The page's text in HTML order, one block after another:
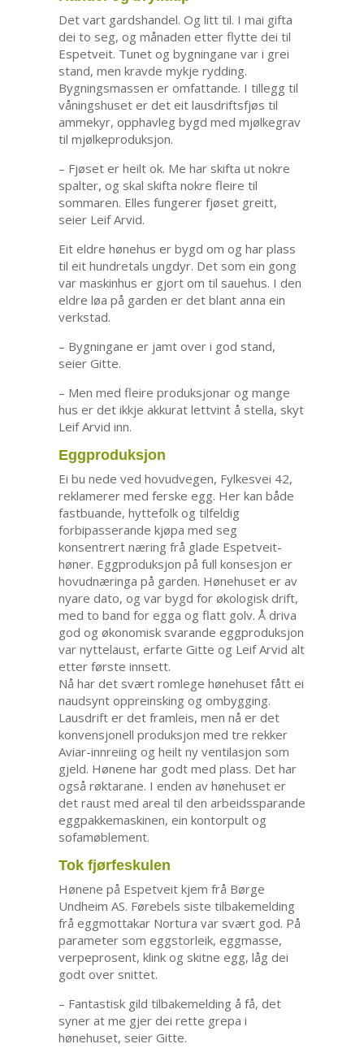
Det vart gardshandel. Og litt til. I mai gifta
dei to seg, og månaden etter flytte dei til
Espetveit. Tunet og bygningane var i grei
stand, men kravde mykje rydding.
Bygningsmassen er omfattande. I tillegg til
våningshuset er det eit lausdriftsfjøs til
ammekyr, opphavleg bygd med mjølkegrav
til mjølkeproduksjon.
– Fjøset er heilt ok. Me har skifta ut nokre
spalter, og skal skifta nokre fleire til
sommaren. Elles fungerer fjøset greitt,
seier Leif Arvid.
Eit eldre hønehus er bygd om og har plass
til eit hundretals ungdyr. Det som ein gong
var maskinhus er gjort om til sauehus. I den
eldre løa på garden er det blant anna ein
verkstad.
– Bygningane er jamt over i god stand,
seier Gitte.
– Men med fleire produksjonar og mange
hus er det ikkje akkurat lettvint å stella, skyt
Leif Arvid inn.
Eggproduksjon
Ei bu nede ved hovudvegen, Fylkesvei 42,
reklamerer med ferske egg. Her kan både
fastbuande, hyttefolk og tilfeldig
forbipasserande kjøpa med seg
konsentrert næring frå glade Espetveit-
høner. Eggproduksjon på full konsesjon er
hovudnæringa på garden. Hønehuset er av
nyare dato, og var bygd for økologisk drift,
med to band for egga og flatt golv. Å driva
god og økonomisk svarande eggproduksjon
var nyttelaust, erfarte Gitte og Leif Arvid alt
etter første innsett.
Nå har det svært romlege hønehuset fått ei
naudsynt oppreinsking og ombygging.
Lausdrift er det framleis, men nå er det
konvensjonell produksjon med tre rekker
Aviar-innreiing og heilt ny ventilasjon som
gjeld. Hønene har godt med plass. Det har
også røktarane. I enden av hønehuset er
det raust med areal til den arbeidssparande
eggpakkemaskinen, ein kontorpult og
sofamøblement.
Tok fjørfeskulen
Hønene på Espetveit kjem frå Børge
Undheim AS. Førebels siste tilbakemelding
frå eggmottakar Nortura var svært god. På
parameter som eggstorleik, eggmasse,
verpeprosent, klink og skitne egg, låg dei
godt over snittet.
– Fantastisk gild tilbakemelding å få, det
syner at me gjer dei rette grepa i
hønehuset, seier Gitte.